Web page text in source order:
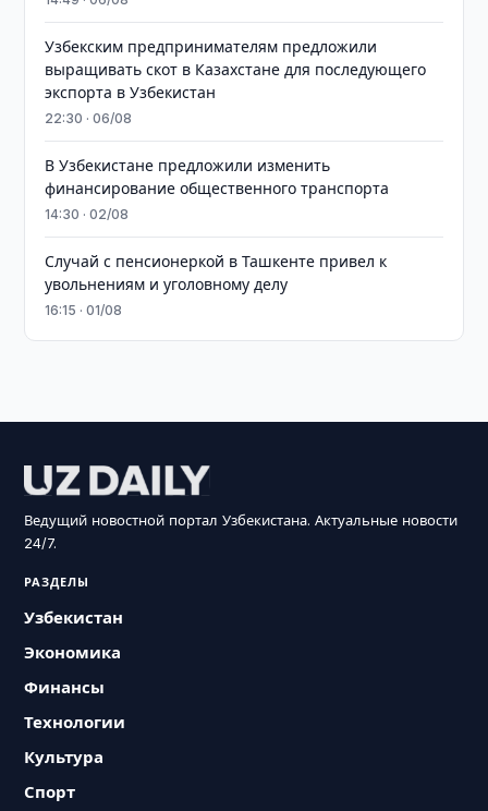
Узбекским предпринимателям предложили
выращивать скот в Казахстане для последующего
экспорта в Узбекистан
22:30 · 06/08
В Узбекистане предложили изменить
финансирование общественного транспорта
14:30 · 02/08
Случай с пенсионеркой в Ташкенте привел к
увольнениям и уголовному делу
16:15 · 01/08
Ведущий новостной портал Узбекистана. Актуальные новости
24/7.
РАЗДЕЛЫ
Узбекистан
Экономика
Финансы
Технологии
Культура
Спорт